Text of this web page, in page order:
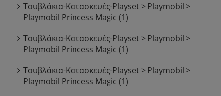
Τουβλάκια-Κατασκευές-Playset > Playmobil >
Playmobil Princess Magic (1)
Τουβλάκια-Κατασκευές-Playset > Playmobil >
Playmobil Princess Magic (1)
Τουβλάκια-Κατασκευές-Playset > Playmobil >
Playmobil Princess Magic (1)